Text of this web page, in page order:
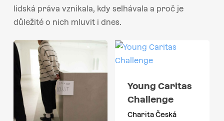
lidská práva vznikala, kdy selhávala a proč je
důležité o nich mluvit i dnes.
Young Caritas
Challenge
Charita Česká